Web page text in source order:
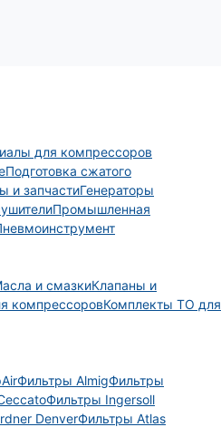
для компрессоров
Подготовка сжатого
и запчастиГенераторы
Промышленная
и смазкиКлапаны и
компрессоровКомплекты ТО для
Фильтры AlmigФильтры
Фильтры Ingersoll
DenverФильтры Atlas